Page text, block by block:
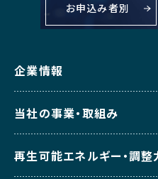
お申込み者別
企業情報
当社の事業・取組み
再生可能エネルギー・調整